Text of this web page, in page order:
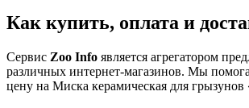
Как купить, оплата и
Сервис Zoo Info является агрегатором
различных интернет-магазинов. Мы
цену на Миска керамическая для